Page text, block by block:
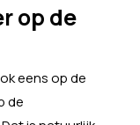
op de
eens op de
de